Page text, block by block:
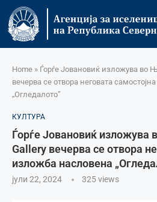
Home » Ѓорѓе Јовановиќ изложува во
вечерва се отвора неговата
„Огледалото”
КУЛТУРА
Ѓорѓе Јовановиќ изложува
Gallery вечерва се отвора
изложба насловена
јули 22, 2024 325views